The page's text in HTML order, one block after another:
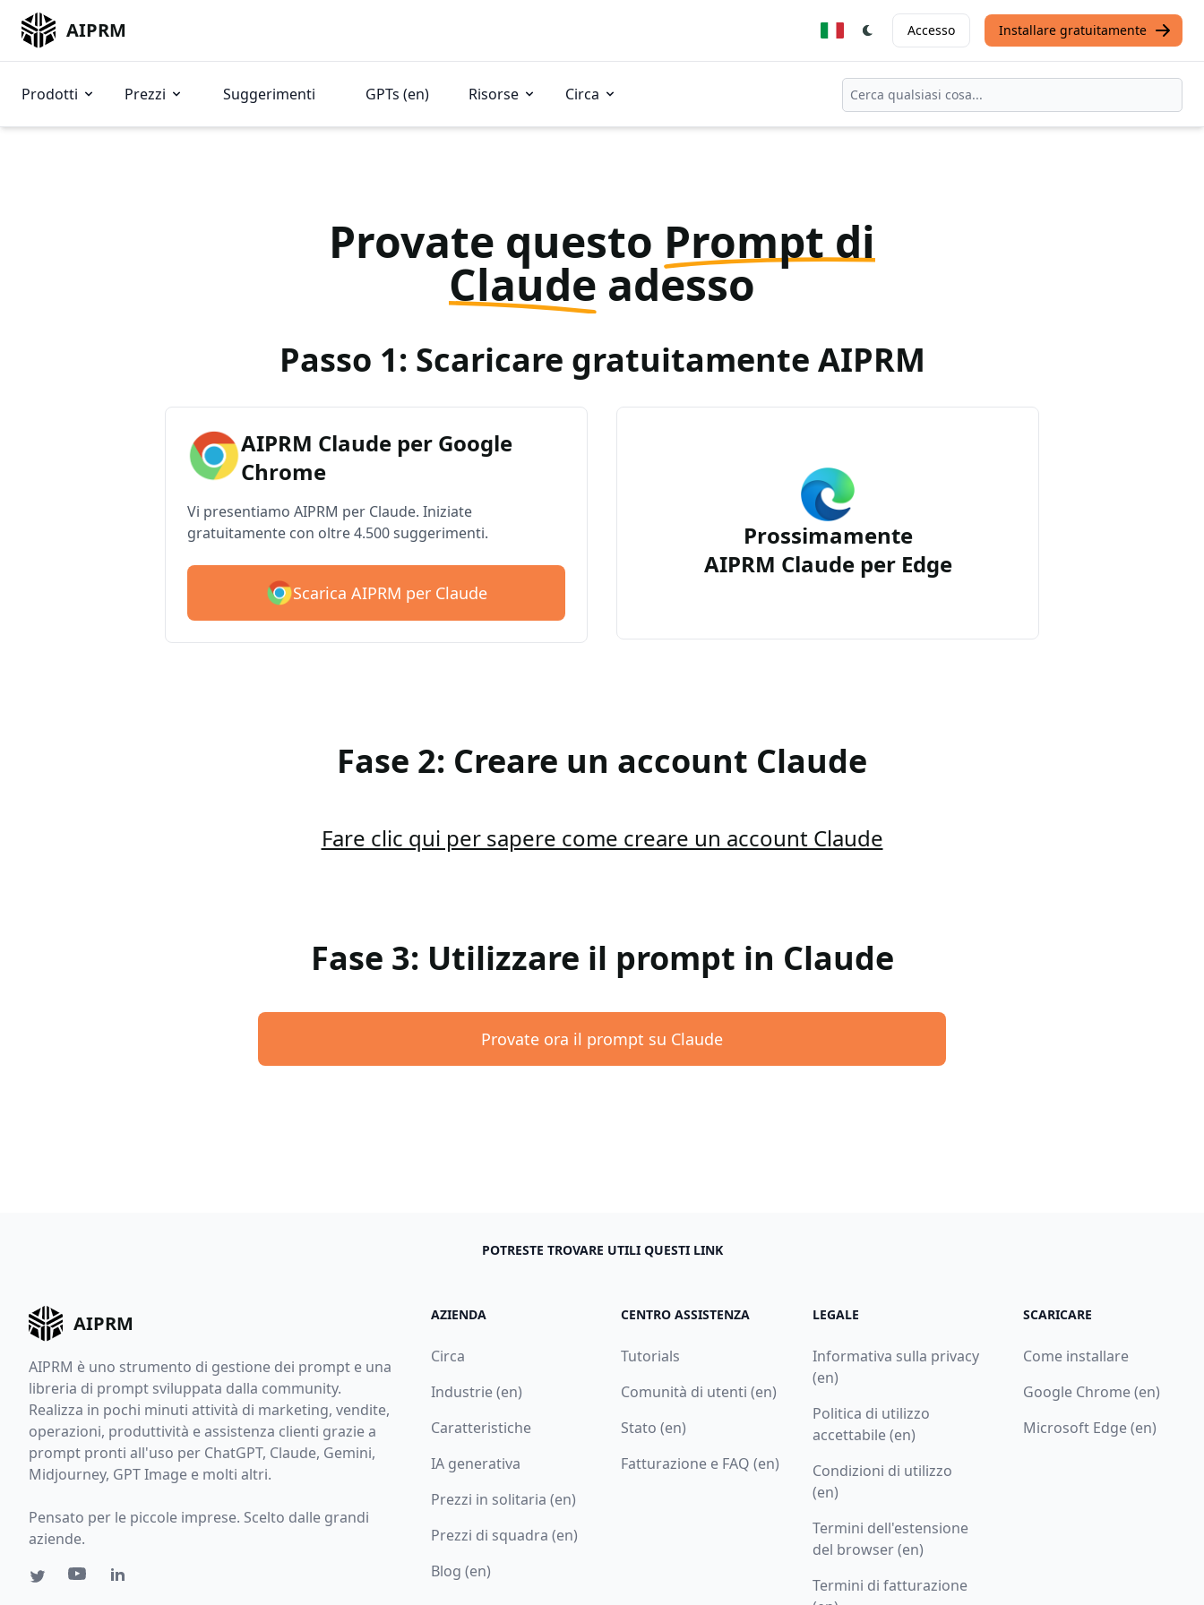
AIPRM Accesso Installare gratuitamente
Prodotti Prezzi Suggerimenti GPTs (en) Risorse Circa
Provate questo Prompt di
Claude adesso
Passo 1: Scaricare gratuitamente AIPRM
AIPRM Claude per Google
Chrome
Vi presentiamo AIPRM per Claude. Iniziate
gratuitamente con oltre 4.500 suggerimenti.
Scarica AIPRM per Claude
Prossimamente
AIPRM Claude per Edge
Fase 2: Creare un account Claude
Fare clic qui per sapere come creare un account Claude
Fase 3: Utilizzare il prompt in Claude
Provate ora il prompt su Claude
POTRESTE TROVARE UTILI QUESTI LINK
AIPRM
AIPRM è uno strumento di gestione dei prompt e una
libreria di prompt sviluppata dalla community.
Realizza in pochi minuti attività di marketing, vendite,
operazioni, produttività e assistenza clienti grazie a
prompt pronti all'uso per ChatGPT, Claude, Gemini,
Midjourney, GPT Image e molti altri.
Pensato per le piccole imprese. Scelto dalle grandi
aziende.
AZIENDA
Circa
Industrie (en)
Caratteristiche
IA generativa
Prezzi in solitaria (en)
Prezzi di squadra (en)
Blog (en)
CENTRO ASSISTENZA
Tutorials
Comunità di utenti (en)
Stato (en)
Fatturazione e FAQ (en)
LEGALE
Informativa sulla privacy
(en)
Politica di utilizzo
accettabile (en)
Condizioni di utilizzo
(en)
Termini dell'estensione
del browser (en)
Termini di fatturazione
SCARICARE
Come installare
Google Chrome (en)
Microsoft Edge (en)